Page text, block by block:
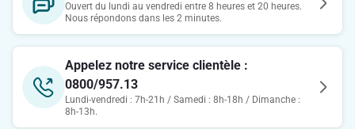
Ouvert du lundi au vendredi entre 8 heures et 20 heures.
Nous répondons dans les 2 minutes.
Appelez notre service clientèle :
0800/957.13
Lundi-vendredi : 7h-21h / Samedi : 8h-18h / Dimanche :
8h-13h.